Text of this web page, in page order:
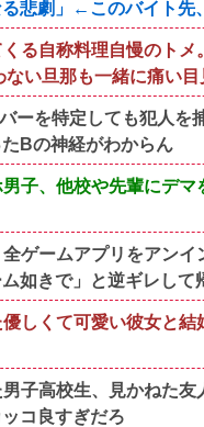
悲劇」←このバイト先
る自称料理自慢のト
い旦那も一緒に痛い目
ーを特定しても犯人を
Bの神経がわからん
子、他校や先輩にデ
ゲームアプリをアン
如きで」と逆ギレして
しくて可愛い彼女と
子高校生、見かねた
コ良すぎだろ